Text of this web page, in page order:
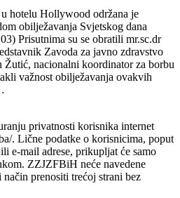
hotelu Hollywood održana je
obilježavanja Svjetskog dana
Prisutnima su se obratili mr.sc.dr
Zavoda za javno zdravstvo
nacionalni koordinator za borbu
važnost obilježavanja ovakvih
privatnosti korisnika internet
. Lične podatke o korisnicima, poput
e-mail adrese, prikupljat će samo
ZZJZFBiH neće navedene
prenositi trećoj strani bez